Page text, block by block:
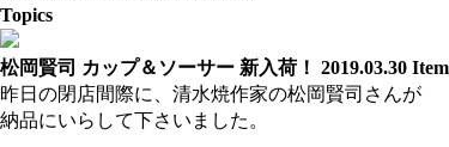
Topics
松岡賢司 カップ＆ソーサー 新入荷！ 2019.03.30 Item
昨日の閉店間際に、清水焼作家の松岡賢司さんが
納品にいらして下さいました。